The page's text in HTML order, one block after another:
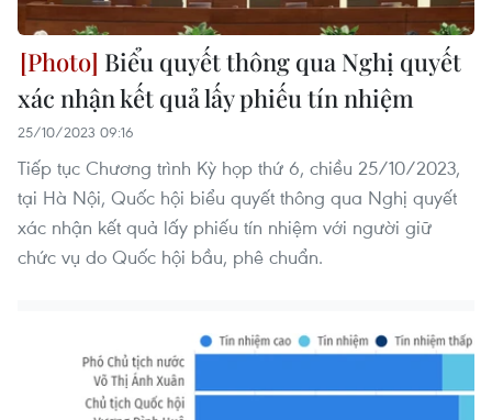
Biểu quyết thông qua Nghị quyết
xác nhận kết quả lấy phiếu tín nhiệm
25/10/2023 09:16
Tiếp tục Chương trình Kỳ họp thứ 6, chiều 25/10/2023,
tại Hà Nội, Quốc hội biểu quyết thông qua Nghị quyết
xác nhận kết quả lấy phiếu tín nhiệm với người giữ
chức vụ do Quốc hội bầu, phê chuẩn.